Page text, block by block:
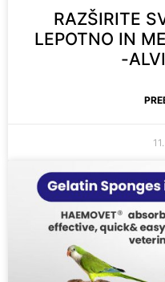
RAZŠIRITE
LEPOTNO IN
-